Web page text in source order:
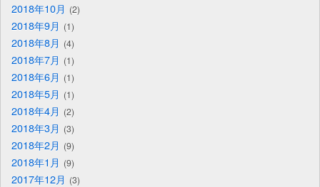
2018年10月 2
2018年9月 1
2018年8月 4
2018年7月 1
2018年6月 1
2018年5月 1
2018年4月 2
2018年3月 3
2018年2月 9
2018年1月 9
2017年12月 3